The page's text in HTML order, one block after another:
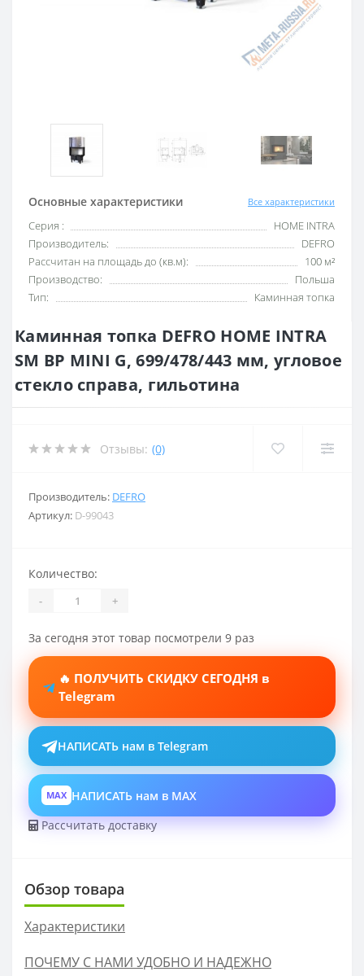
Основные характеристики Все характеристики
Серия :
HOME INTRA
Производитель:
DEFRO
Рассчитан на площадь до (кв.м):
100 м²
Производство:
Польша
Тип:
Каминная топка
Каминная топка DEFRO HOME INTRA
SM BP MINI G, 699/478/443 мм, угловое
стекло справа, гильотина
Отзывы: (0)
Производитель: DEFRO
Артикул: D-99043
Количество:
- +
За сегодня этот товар посмотрели 9 раз
🔥 ПОЛУЧИТЬ СКИДКУ СЕГОДНЯ в
Telegram
НАПИСАТЬ нам в Telegram
MAX НАПИСАТЬ нам в MAX
Рассчитать доставку
Обзор товара
Характеристики
ПОЧЕМУ С НАМИ УДОБНО И НАДЕЖНО